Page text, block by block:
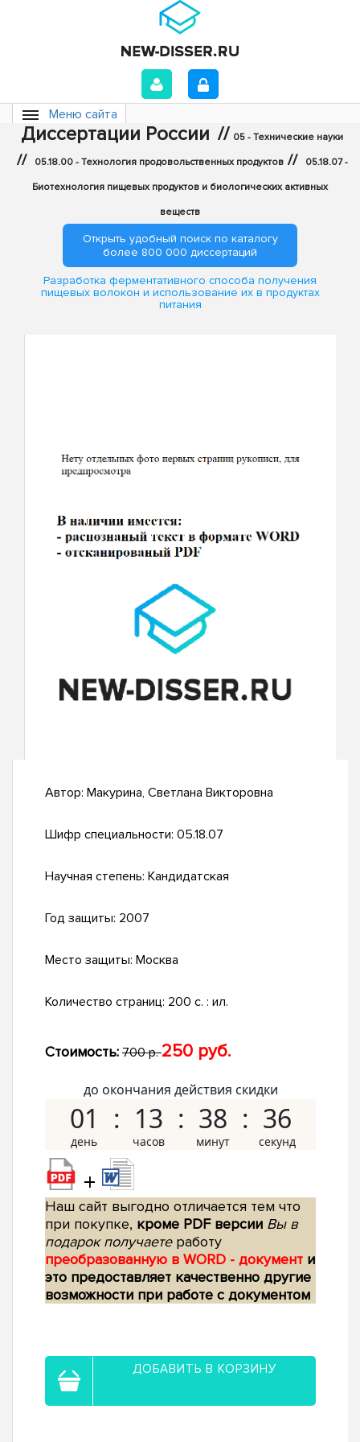
Меню сайта
Диссертации России // 05 - Технические науки
// 05.18.00 - Технология продовольственных продуктов // 05.18.07 -
Биотехнология пищевых продуктов и биологических активных
веществ
Открыть удобный поиск по каталогу
более 800 000 диссертаций
Разработка ферментативного способа получения
пищевых волокон и использование их в продуктах
питания
Автор: Макурина, Светлана Викторовна
Шифр специальности: 05.18.07
Научная степень: Кандидатская
Год защиты: 2007
Место защиты: Москва
Количество страниц: 200 с. : ил.
Стоимость: 700 р.250 руб.
до окончания действия скидки
01 13 38 35
+
Наш сайт выгодно отличается тем что
при покупке, кроме PDF версии Вы в
подарок получаетеработу
преобразованную в WORD - документ и
это предоставляет качественно другие
возможности при работе с документом
ДОБАВИТЬ В КОРЗИНУ